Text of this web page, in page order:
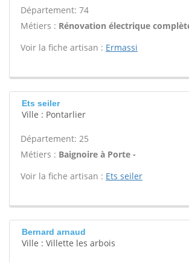
Département: 74
Métiers : Rénovation électrique
Voir la fiche artisan : Ermassi
Ets seiler
Ville : Pontarlier
Département: 25
Métiers : Baignoire à Porte -
Voir la fiche artisan : Ets seiler
Bernard arnaud
Ville : Villette les arbois